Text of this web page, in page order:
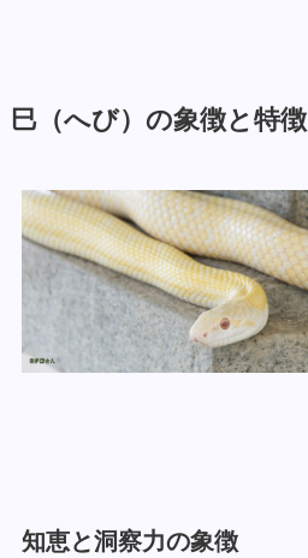
巳（へび）の象徴と特徴
知恵と洞察力の象徴